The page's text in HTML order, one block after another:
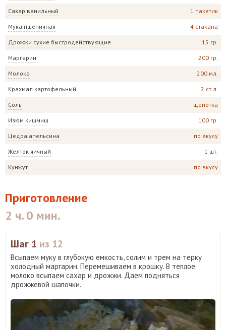
Сахар ванильный 1 пакетик
Мука пшеничная 4 стакана
Дрожжи сухие быстродействующие 15 гр.
Маргарин 200 гр.
Молоко 200 мл.
Крахмал картофельный 2 ст.л.
Соль щепотка
Изюм кишмиш 100 гр.
Цедра апельсина по вкусу
Желток яичный 1 шт.
Кунжут по вкусу
Приготовление
2 ч. 0 мин.
Шаг 1 из 12
Всыпаем муку в глубокую емкость, солим и трем на терку
холодный маргарин. Перемешиваем в крошку. В теплое
молоко всыпаем сахар и дрожжи. Даем подняться
дрожжевой шапочки.